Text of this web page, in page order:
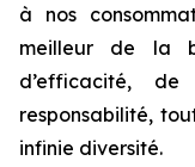
à nos
meilleur de la
d’efficacité,
responsabilité,
infinie diversité.